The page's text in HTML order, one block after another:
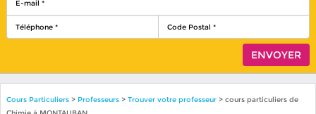
Cours Particuliers> Professeurs > Trouver votre professeur> cours particuliers de